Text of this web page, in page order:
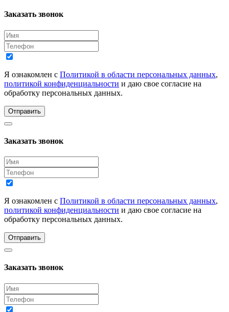
Заказать звонок
Я ознакомлен с Политикой в области персональных данных,
политикой конфиденциальности и даю свое согласие на
обработку персональных данных.
Отправить
Заказать звонок
Я ознакомлен с Политикой в области персональных данных,
политикой конфиденциальности и даю свое согласие на
обработку персональных данных.
Отправить
Заказать звонок